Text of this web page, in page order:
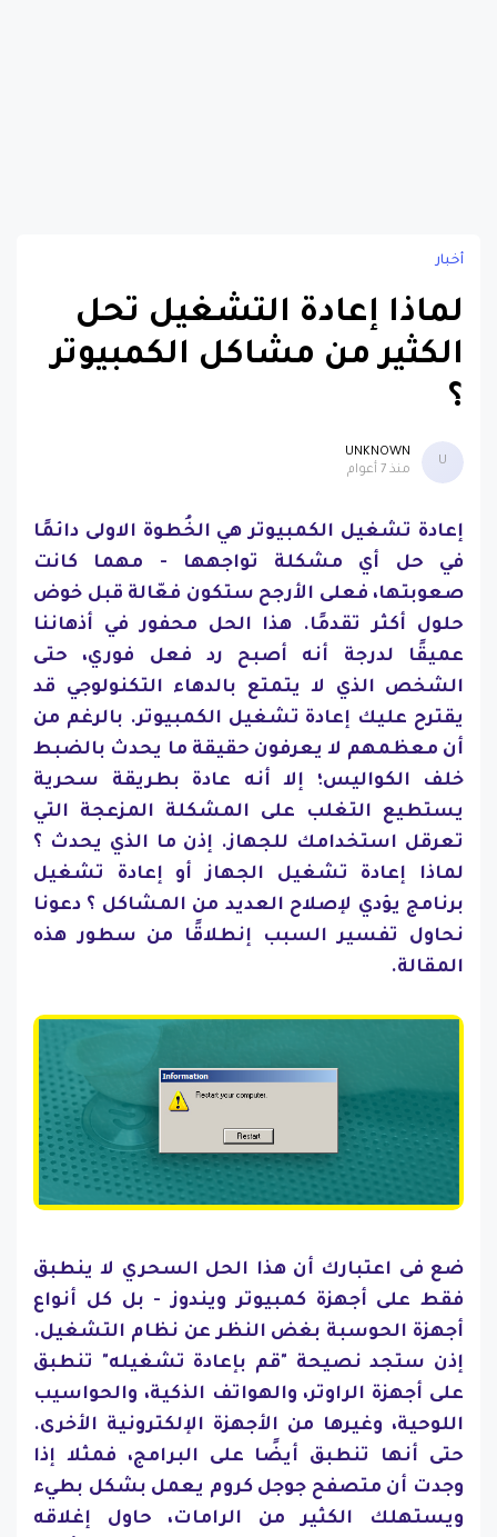
أخبار
لماذا إعادة التشغيل تحل
الكثير من مشاكل الكمبيوتر
؟
U
UNKNOWN
منذ 7 أعوام
إعادة تشغيل الكمبيوتر هي الخُطوة الاولى دائمًا
في حل أي مشكلة تواجهها - مهما كانت
صعوبتها، فعلى الأرجح ستكون فعّالة قبل خوض
حلول أكثر تقدمًا. هذا الحل محفور في أذهاننا
عميقًا لدرجة أنه أصبح رد فعل فوري، حتى
الشخص الذي لا يتمتع بالدهاء التكنولوجي قد
يقترح عليك إعادة تشغيل الكمبيوتر. بالرغم من
أن معظمهم لا يعرفون حقيقة ما يحدث بالضبط
خلف الكواليس؛ إلا أنه عادة بطريقة سحرية
يستطيع التغلب على المشكلة المزعجة التي
تعرقل استخدامك للجهاز. إذن ما الذي يحدث ؟
لماذا إعادة تشغيل الجهاز أو إعادة تشغيل
برنامج يؤدي لإصلاح العديد من المشاكل ؟ دعونا
نحاول تفسير السبب إنطلاقًا من سطور هذه
المقالة.
ضع فى اعتبارك أن هذا الحل السحري لا ينطبق
فقط على أجهزة كمبيوتر ويندوز - بل كل أنواع
أجهزة الحوسبة بغض النظر عن نظام التشغيل.
إذن ستجد نصيحة "قم بإعادة تشغيله" تنطبق
على أجهزة الراوتر، والهواتف الذكية، والحواسيب
اللوحية، وغيرها من الأجهزة الإلكترونية الأخرى.
حتى أنها تنطبق أيضًا على البرامج، فمثلا إذا
وجدت أن متصفح جوجل كروم يعمل بشكل بطيء
ويستهلك الكثير من الرامات، حاول إغلاقه